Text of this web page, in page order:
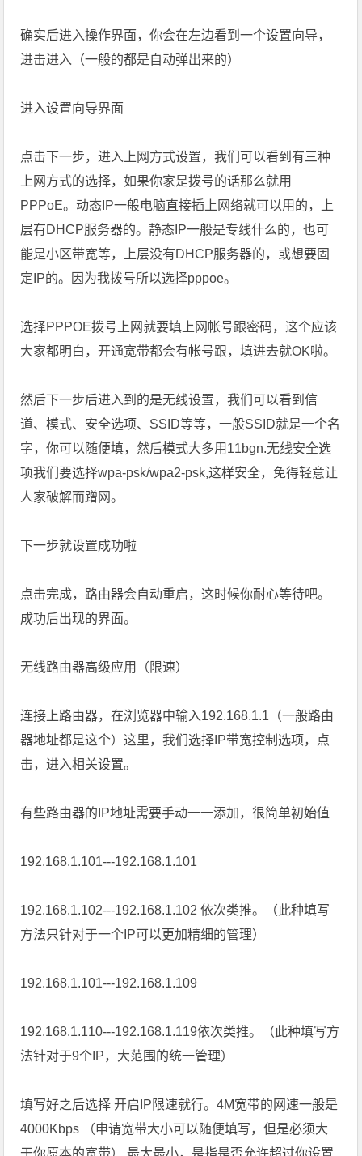
确实后进入操作界面，你会在左边看到一个设置向导，
进击进入（一般的都是自动弹出来的）
进入设置向导界面
点击下一步，进入上网方式设置，我们可以看到有三种
上网方式的选择，如果你家是拨号的话那么就用
PPPoE。动态IP一般电脑直接插上网络就可以用的，上
层有DHCP服务器的。静态IP一般是专线什么的，也可
能是小区带宽等，上层没有DHCP服务器的，或想要固
定IP的。因为我拨号所以选择pppoe。
选择PPPOE拨号上网就要填上网帐号跟密码，这个应该
大家都明白，开通宽带都会有帐号跟，填进去就OK啦。
然后下一步后进入到的是无线设置，我们可以看到信
道、模式、安全选项、SSID等等，一般SSID就是一个名
字，你可以随便填，然后模式大多用11bgn.无线安全选
项我们要选择wpa-psk/wpa2-psk,这样安全，免得轻意让
人家破解而蹭网。
下一步就设置成功啦
点击完成，路由器会自动重启，这时候你耐心等待吧。
成功后出现的界面。
无线路由器高级应用（限速）
连接上路由器，在浏览器中输入192.168.1.1（一般路由
器地址都是这个）这里，我们选择IP带宽控制选项，点
击，进入相关设置。
有些路由器的IP地址需要手动一一添加，很简单初始值
192.168.1.101---192.168.1.101
192.168.1.102---192.168.1.102 依次类推。（此种填写
方法只针对于一个IP可以更加精细的管理）
192.168.1.101---192.168.1.109
192.168.1.110---192.168.1.119依次类推。（此种填写方
法针对于9个IP，大范围的统一管理）
填写好之后选择 开启IP限速就行。4M宽带的网速一般是
4000Kbps （申请宽带大小可以随便填写，但是必须大
于你原本的宽带）,最大最小，是指是否允许超过你设置